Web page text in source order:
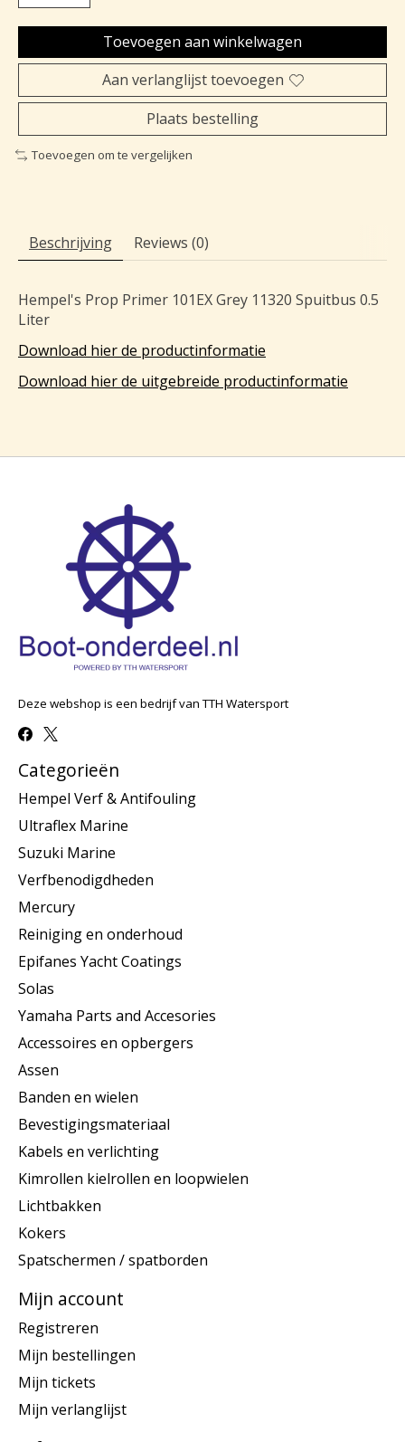
Toevoegen aan winkelwagen
Aan verlanglijst toevoegen
Plaats bestelling
Toevoegen om te vergelijken
Beschrijving Reviews (0)
Hempel's Prop Primer 101EX Grey 11320 Spuitbus 0.5
Liter
Download hier de productinformatie
Download hier de uitgebreide productinformatie
Deze webshop is een bedrijf van TTH Watersport
Categorieën
Hempel Verf & Antifouling
Ultraflex Marine
Suzuki Marine
Verfbenodigdheden
Mercury
Reiniging en onderhoud
Epifanes Yacht Coatings
Solas
Yamaha Parts and Accesories
Accessoires en opbergers
Assen
Banden en wielen
Bevestigingsmateriaal
Kabels en verlichting
Kimrollen kielrollen en loopwielen
Lichtbakken
Kokers
Spatschermen / spatborden
Mijn account
Registreren
Mijn bestellingen
Mijn tickets
Mijn verlanglijst